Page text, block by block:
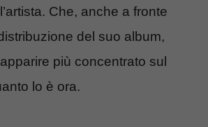
Che, anche a fronte
del suo album,
più concentrato sul
lo è ora.